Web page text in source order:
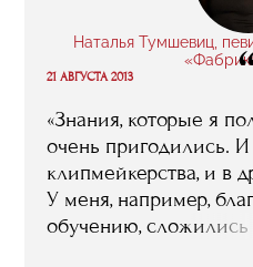
Наталья Тумшевиц,
21 АВГУСТА 2013
«Знания, которые я
очень пригодились. И
клипмейкерства, и в
У меня, например,
обучению, сложились